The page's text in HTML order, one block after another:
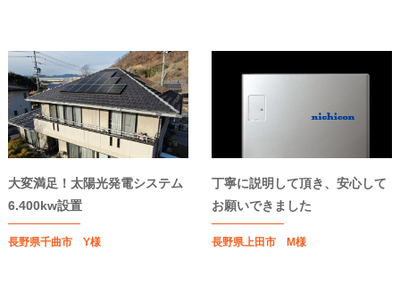
大変満足！太陽光発電システム
6.400kw設置
長野県千曲市 Y様
丁寧に説明して頂き、安心して
お願いできました
長野県上田市 M様